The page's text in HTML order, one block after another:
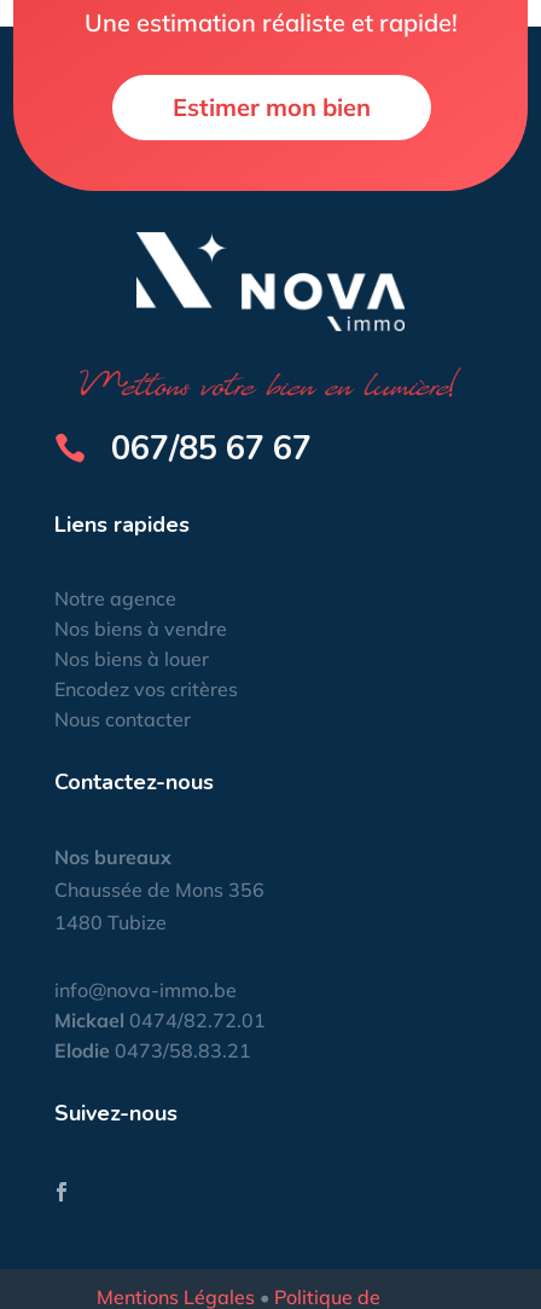
Une estimation réaliste et rapide!
Estimer mon bien
 067/85 67 67
Liens rapides
Notre agence
Nos biens à vendre
Nos biens à louer
Encodez vos critères
Nous contacter
Contactez-nous
Nos bureaux
Chaussée de Mons 356
1480 Tubize
info@nova-immo.be
Mickael 0474/82.72.01
Elodie 0473/58.83.21
Suivez-nous
Mentions Légales• Politique de